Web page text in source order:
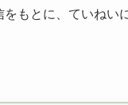
もとに、ていねい